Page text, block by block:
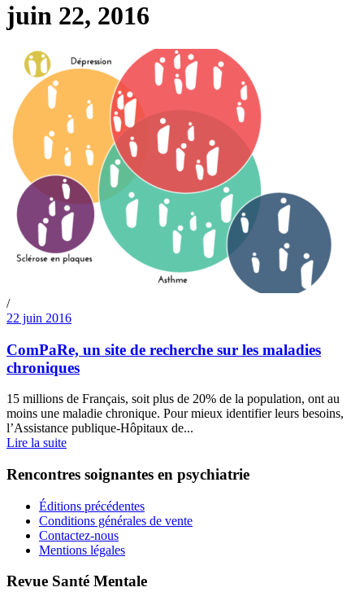
juin 22, 2016
/
22 juin 2016
ComPaRe, un site de recherche sur les maladies
chroniques
15 millions de Français, soit plus de 20% de la population, ont au
moins une maladie chronique. Pour mieux identifier leurs besoins,
l’Assistance publique-Hôpitaux de...
Lire la suite
Rencontres soignantes en psychiatrie
Éditions précédentes
Conditions générales de vente
Contactez-nous
Mentions légales
Revue Santé Mentale